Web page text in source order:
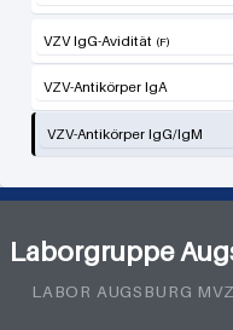
VZV IgG-Avidität
VZV-Antikörper IgA
VZV-Antikörper IgG/IgM
Laborgruppe
LABOR AUGSBURG MVZ